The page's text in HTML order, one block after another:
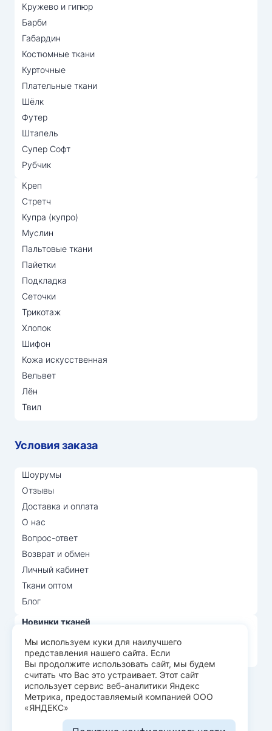
Кружево и гипюр
Барби
Габардин
Костюмные ткани
Курточные
Плательные ткани
Шёлк
Футер
Штапель
Супер Софт
Рубчик
Креп
Стретч
Купра (купро)
Муслин
Пальтовые ткани
Пайетки
Подкладка
Сеточки
Трикотаж
Хлопок
Шифон
Кожа искусственная
Вельвет
Лён
Твил
Условия заказа
Шоурумы
Отзывы
Доставка и оплата
О нас
Вопрос-ответ
Возврат и обмен
Личный кабинет
Ткани оптом
Блог
Новинки тканей
Распродажа тканей
Лидеры продаж
© Арт Текс — продажа тканей оптом, 2026
Пользовательское соглашение
Политика конфиденциальности
Мы используем куки для наилучшего
представления нашего сайта. Если
Вы продолжите использовать сайт, мы будем
считать что Вас это устраивает. Этот сайт
использует сервис веб-аналитики Яндекс
Метрика, предоставляемый компанией ООО
«ЯНДЕКС»